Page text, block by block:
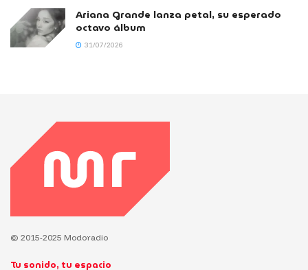
Ariana Grande lanza petal, su esperado
octavo álbum
31/07/2026
© 2015-2025 Modoradio
Tu sonido, tu espacio